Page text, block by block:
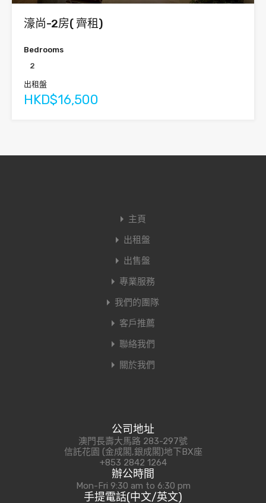
濠尚-2房( 齊租)
Bedrooms
2
出租盤
HKD$16,500
主頁
出租盤
出售盤
專業服務
我們的團隊
客戶推薦
聯絡我們
關於我們
公司地址
澳門長壽大馬路 283-297號
信託花園 (金成閣,銀成閣)地下BX座
+853 2842 1264
辦公時間
Mon-Fri 9:30 am to 6:30 pm
手提電話(中文/英文)